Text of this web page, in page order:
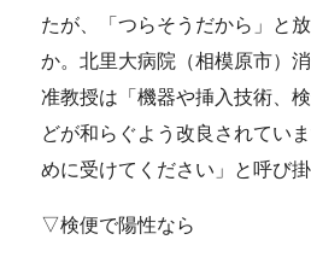
たが、「つらそうだから」と
か。北里大病院（相模原市）
准教授は「機器や挿入技術、
どが和らぐよう改良されてい
めに受けてください」と呼び掛
▽検便で陽性なら